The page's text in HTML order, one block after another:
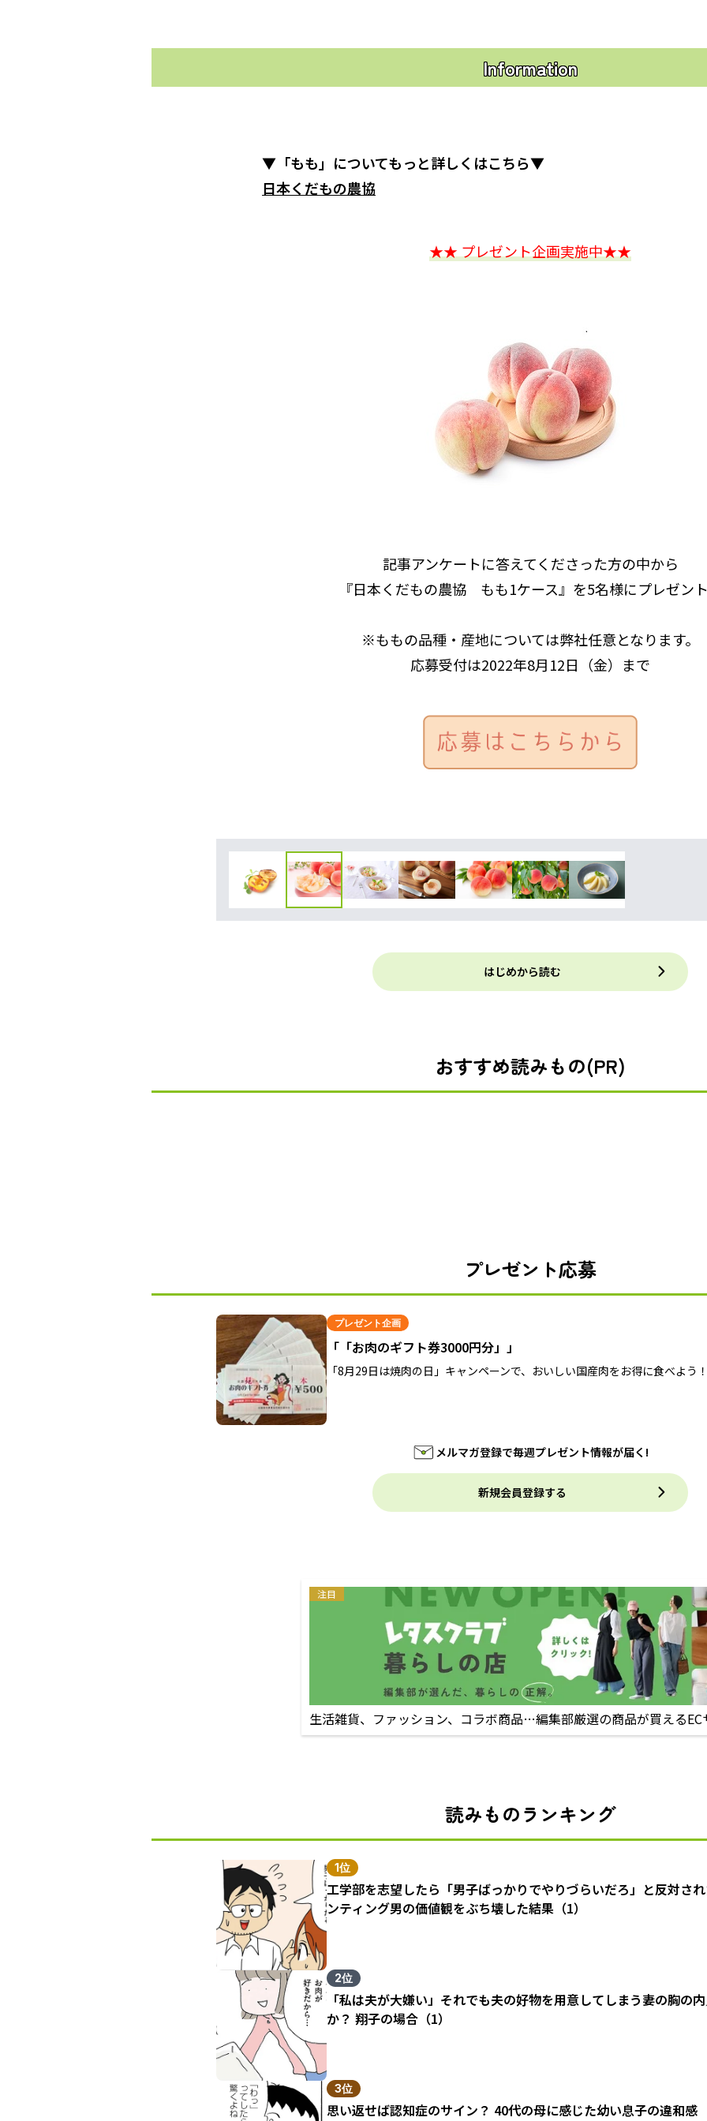
Information
▼「もも」についてもっと詳しくはこちら▼
日本くだもの農協
★★ プレゼント企画実施中★★
記事アンケートに答えてくださった方の中から
『日本くだもの農協 もも1ケース』を5名様にプレゼン
※ももの品種・産地については弊社任意となります。
応募受付は2022年8月12日（金）まで
はじめから読む
おすすめ読みもの(PR)
プレゼント応募
プレゼント企画
「「お肉のギフト券3000円分」」
「8月29日は焼肉の日」キャンペーンで、おいしい国産肉をお得に食べよう
メルマガ登録で毎週プレゼント情報が届く!
新規会員登録する
注目
生活雑貨、ファッション、コラボ商品…編集部厳選の商品が買えるEC
読みものランキング
1位
工学部を志望したら「男子ばっかりでやりづらいだろ」と反対さ
ンティング男の価値観をぶち壊した結果（1）
2位
「私は夫が大嫌い」それでも夫の好物を用意してしまう妻の胸の
か？ 翔子の場合（1）
3位
思い返せば認知症のサイン？ 40代の母に感じた幼い息子の違和感